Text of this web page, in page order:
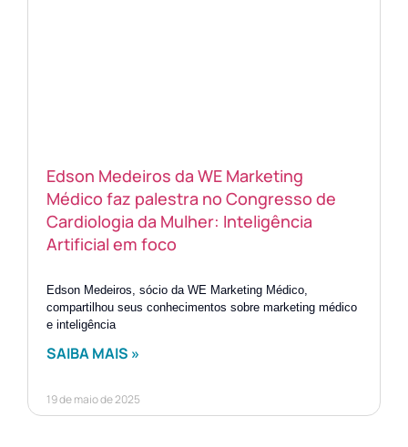
Edson Medeiros da WE Marketing
Médico faz palestra no Congresso de
Cardiologia da Mulher: Inteligência
Artificial em foco
Edson Medeiros, sócio da WE Marketing Médico,
compartilhou seus conhecimentos sobre marketing médico
e inteligência
SAIBA MAIS »
19 de maio de 2025